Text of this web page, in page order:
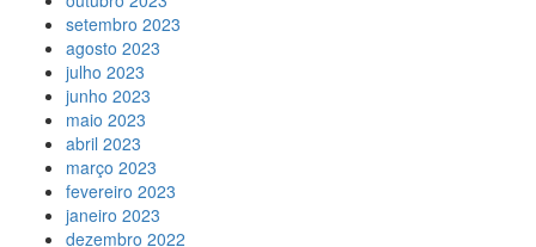
setembro 2023
agosto 2023
julho 2023
junho 2023
maio 2023
abril 2023
março 2023
fevereiro 2023
janeiro 2023
dezembro 2022